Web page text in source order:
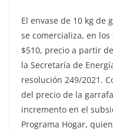
El envase de 10 kg de
se comercializa, en
$510, precio a partir
la Secretaría de
resolución 249/2021.
del precio de la
incremento en el
Programa Hogar,